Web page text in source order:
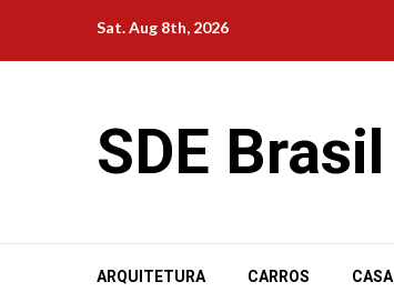
content
Sat. Aug 8th, 2026
SDE Brasil
ARQUITETURA CARROS CASA